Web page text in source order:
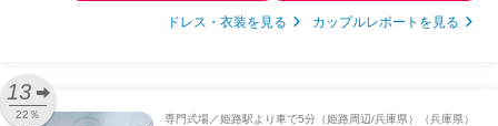
ドレス・衣装を見る カップルレポートを見る
13
22％ 専門式場 姫路駅より車で5分（姫路周辺/兵庫県）（兵庫県）